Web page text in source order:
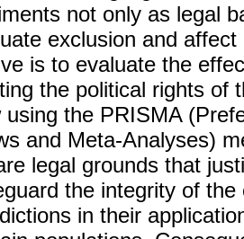
not only as legal
exclusion and
is to evaluate the
the political rights of
using the PRISMA
and Meta-Analyses)
legal grounds that
the integrity of
in their